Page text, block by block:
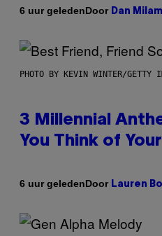
6 uur geledenDoor Dan Milam
PHOTO BY KEVIN WINTER/GETTY
3 Millennial
You Think of
6 uur geledenDoor Lauren